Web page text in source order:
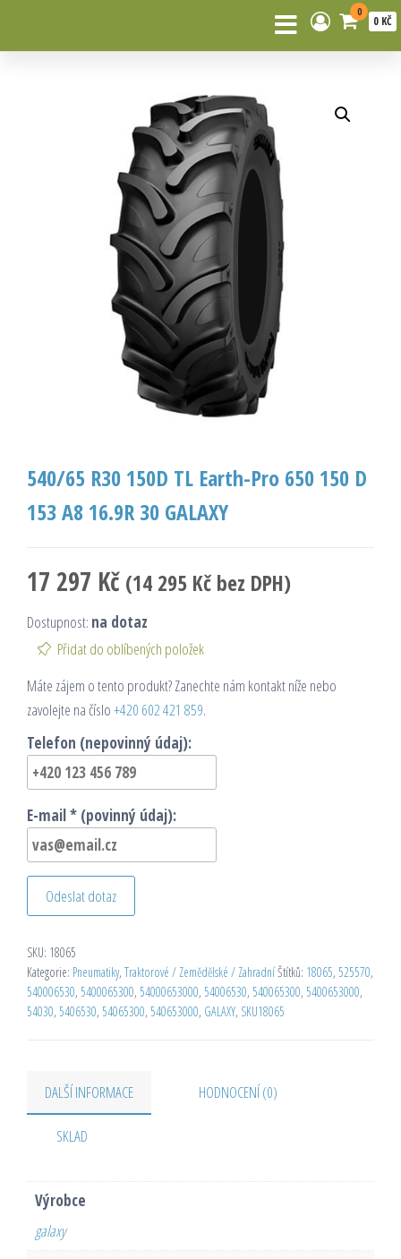
0
0 KČ
540/65 R30 150D TL Earth-Pro 650 150 D
153 A8 16.9R 30 GALAXY
17 297 Kč (14 295 Kč bez DPH)
Dostupnost: na dotaz
Přidat do oblíbených položek
Máte zájem o tento produkt? Zanechte nám kontakt níže nebo
zavolejte na číslo+420 602 421 859.
Telefon (nepovinný údaj):
E-mail * (povinný údaj):
Odeslat dotaz
SKU: 18065
Kategorie: Pneumatiky, Traktorové / Zemědělské / ZahradníŠtítků: 18065, 525570,
540006530, 5400065300, 54000653000, 54006530, 540065300, 5400653000,
54030, 5406530, 54065300, 540653000, GALAXY, SKU18065
DALŠÍ INFORMACE HODNOCENÍ (0)
SKLAD
Výrobce
galaxy